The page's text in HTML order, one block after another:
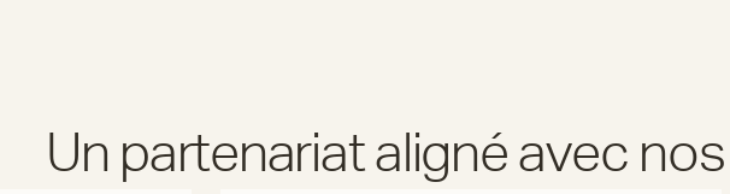
Un partenariat aligné avec